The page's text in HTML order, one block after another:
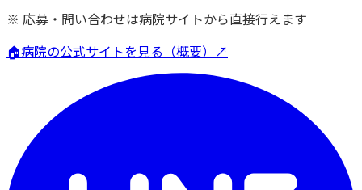
※ 応募・問い合わせは病院サイトから直接行えます
🏠病院の公式サイトを見る（概要）↗